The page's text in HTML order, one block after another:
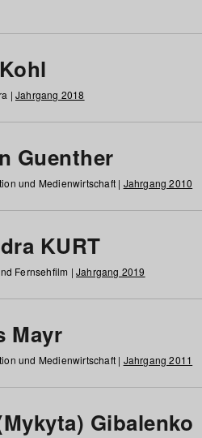
| Jahrgang 2018
Guenther
und Medienwirtschaft | Jahrgang 2010
KURT
Fernsehfilm | Jahrgang 2019
Mayr
und Medienwirtschaft | Jahrgang 2011
Gibalenko